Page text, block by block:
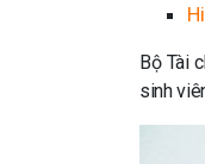
Bộ Tài
sinh